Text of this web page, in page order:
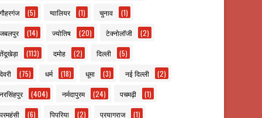
(5) ग्वालियर (1) चुनाव (1)
(14) ज्योतिष (20) टेक्नोलॉजी (2)
(113) दमोह (2) दिल्ली (5)
(75) धर्म (18) धूमा (3) नई दिल्ली (2)
(404) नर्मदापुरम (24) पचमढ़ी (1)
(6) पिपरिया (2) प्रयागराज (1)